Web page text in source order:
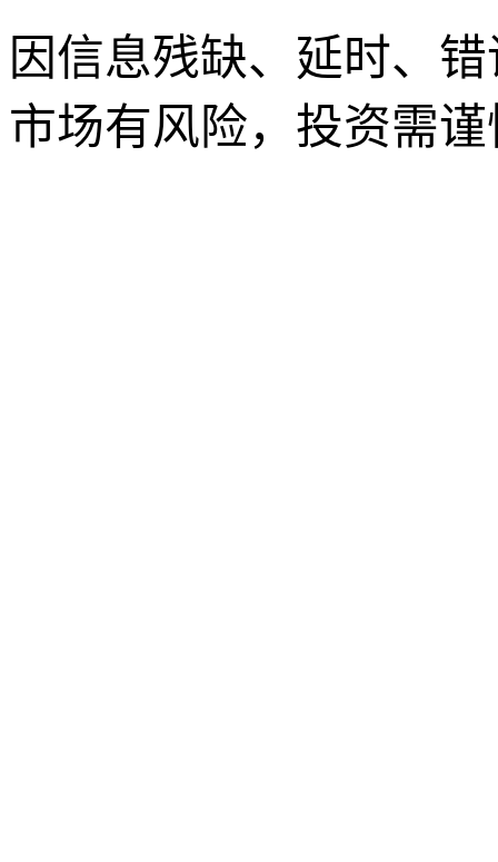
因信息残缺、延时、
市场有风险，投资需